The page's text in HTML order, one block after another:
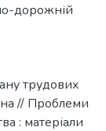
дорожній
трудових
// Проблеми
: матеріали